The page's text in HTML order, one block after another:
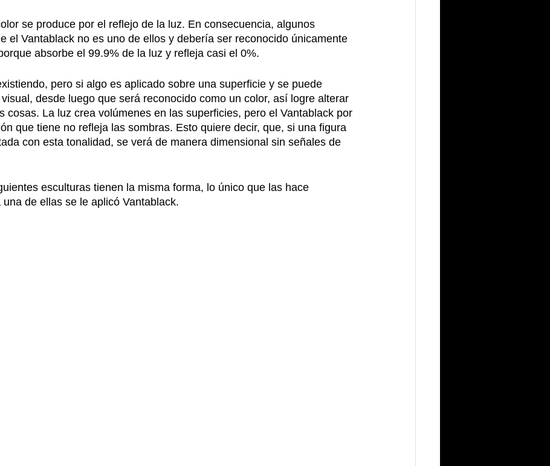
se produce por el reflejo de la luz. En consecuencia, algunos
el Vantablack no es uno de ellos y debería ser reconocido únicamente
absorbe el 99.9% de la luz y refleja casi el 0%.
pero si algo es aplicado sobre una superficie y se puede
desde luego que será reconocido como un color, así logre alterar
cosas. La luz crea volúmenes en las superficies, pero el Vantablack por
que tiene no refleja las sombras. Esto quiere decir, que, si una figura
con esta tonalidad, se verá de manera dimensional sin señales de
esculturas tienen la misma forma, lo único que las hace
de ellas se le aplicó Vantablack.